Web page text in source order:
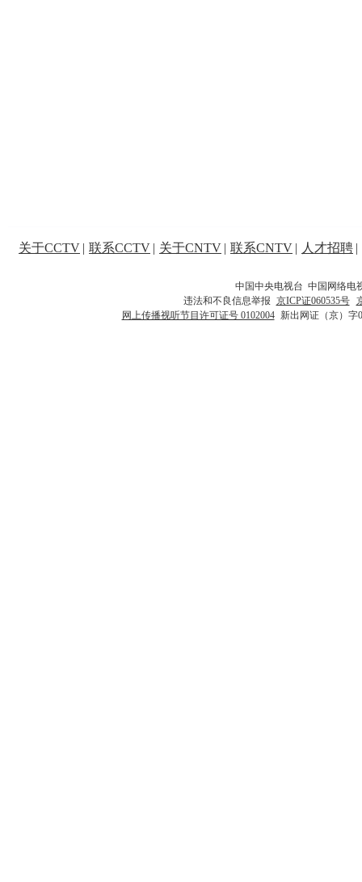
关于CCTV | 联系CCTV | 关于CNTV | 联系CNTV | 人才招聘 |
中国中央电视台 中国网络电
违法和不良信息举报 京ICP证060535号
网上传播视听节目许可证号 0102004 新出网证（京）